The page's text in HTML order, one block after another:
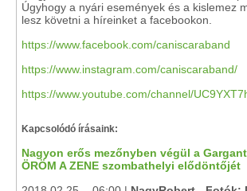
Úgyhogy a nyári események és a kislemez
lesz követni a híreinket a facebookon.
https://www.facebook.com/caniscaraband
https://www.instagram.com/caniscaraband/
https://www.youtube.com/channel/
Kapcsolódó írásaink:
Nagyon erős mezőnyben végül a
ÖRÖM A ZENE szombathelyi elődöntőjét